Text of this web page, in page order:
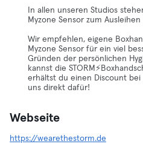
In allen unseren Studios
Myzone Sensor zum
Wir empfehlen, eigene
Myzone Sensor für ein viel
Gründen der persönlichen
kannst die
erhältst du einen Discount
uns direkt dafür!
Webseite
https://wearethestorm.de